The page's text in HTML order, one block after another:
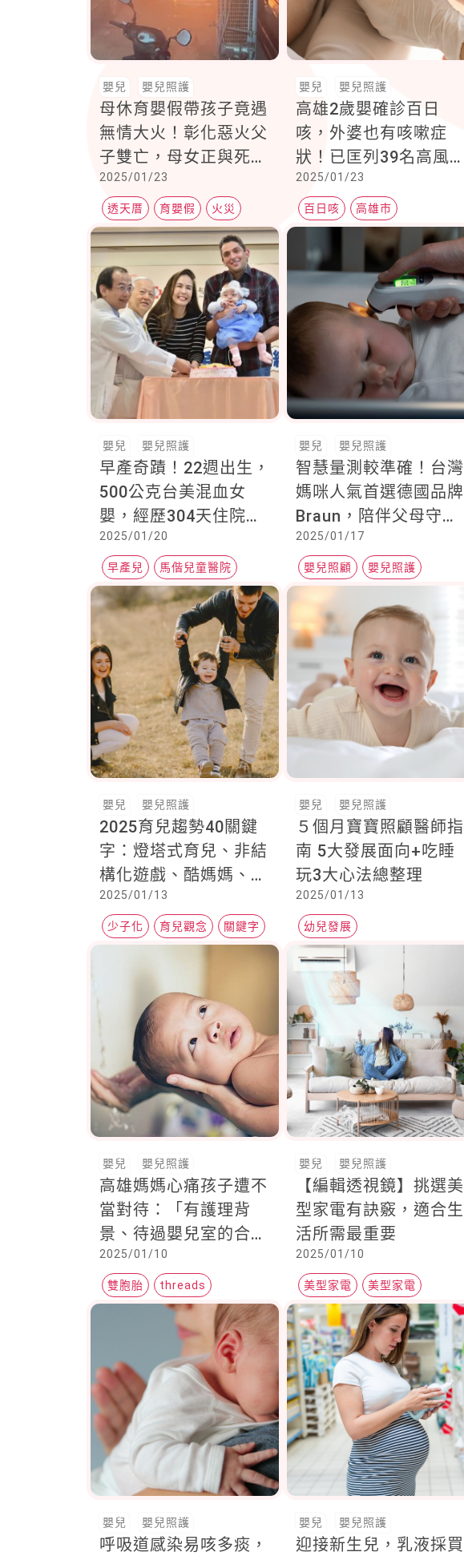
嬰兒 嬰兒照護
母休育嬰假帶孩子竟遇
無情大火！彰化惡火父
子雙亡，母女正與死神
搏鬥，2死2昏迷讓家人
悲痛欲絕
2025/01/23
透天厝 育嬰假 火災
嬰兒 嬰兒照護
高雄2歲嬰確診百日
咳，外婆也有咳嗽症
狀！已匡列39名高風險
接觸者。有這些症狀需
警覺，這4類人建議接
種疫苗
2025/01/23
百日咳 高雄市
嬰兒 嬰兒照護
早產奇蹟！22週出生，
500公克台美混血女
嬰，經歷304天住院，
將搭乘醫療專機返回美
國
2025/01/20
早產兒 馬偕兒童醫院
早產傾向
嬰兒 嬰兒照護
智慧量測較準確！台灣
媽咪人氣首選德國品牌
Braun，陪伴父母守護
愛孩子的溫度
2025/01/17
嬰兒照顧 嬰兒照護
嬰兒 嬰兒照護
2025育兒趨勢40關鍵
字：燈塔式育兒、非結
構化遊戲、酷媽媽、不
溫柔教養、低敏空
間……正流行！
2025/01/13
少子化 育兒觀念 關鍵字
嬰兒 嬰兒照護
５個月寶寶照顧醫師指
南 5大發展面向+吃睡
玩3大心法總整理
2025/01/13
幼兒發展
嬰兒 嬰兒照護
高雄媽媽心痛孩子遭不
當對待：「有護理背
景、待過嬰兒室的合格
保母，怎麼會虐兒？」
2025/01/10
雙胞胎 threads
嬰兒 嬰兒照護
【編輯透視鏡】挑選美
型家電有訣竅，適合生
活所需最重要
2025/01/10
美型家電 美型家電
嬰兒 嬰兒照護
呼吸道感染易咳多痰，
嬰兒 嬰兒照護
迎接新生兒，乳液採買